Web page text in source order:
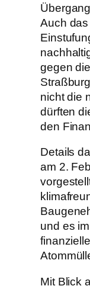
Auch
gegen
nicht die
dürften
den
Details
am 2.
und es
Mit Blick